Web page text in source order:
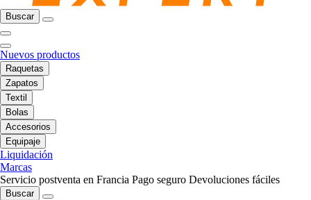
Buscar
Nuevos productos
Raquetas
Zapatos
Textil
Bolas
Accesorios
Equipaje
Liquidación
Marcas
Servicio postventa en Francia Pago seguro Devoluciones fáciles
Buscar